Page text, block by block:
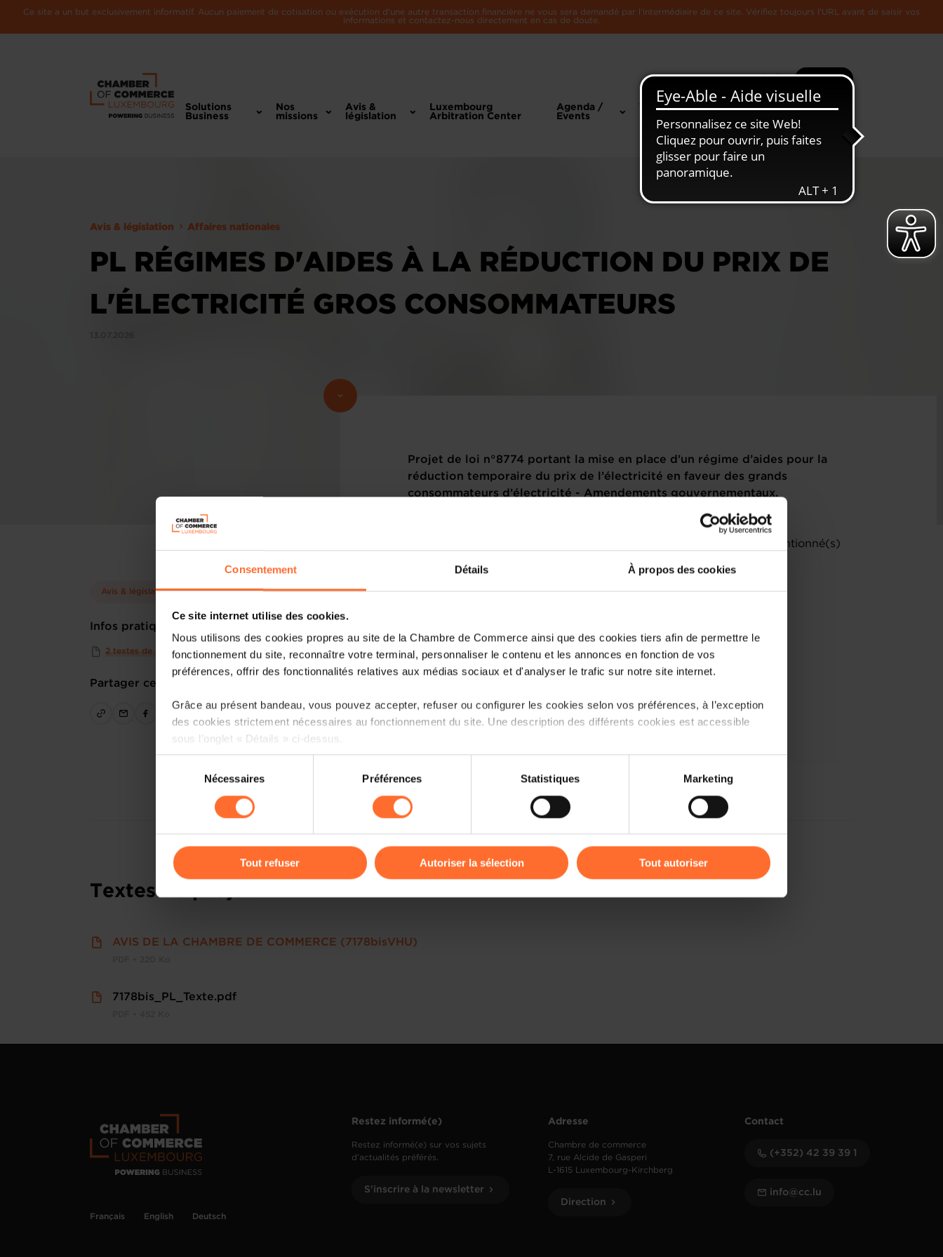
Consentement Détails À propos des cookies
Ce site internet utilise des cookies.
Nous utilisons des cookies propres au site de la Chambre de Commerce ainsi que des cookies tiers afin de permettre le
fonctionnement du site, reconnaître votre terminal, personnaliser le contenu et les annonces en fonction de vos
préférences, offrir des fonctionnalités relatives aux médias sociaux et d'analyser le trafic sur notre site internet.
Grâce au présent bandeau, vous pouvez accepter, refuser ou configurer les cookies selon vos préférences, à l’exception
des cookies strictement nécessaires au fonctionnement du site. Une description des différents cookies est accessible
sous l’onglet « Détails » ci-dessus.
Il est précisé que la navigation sur le site et certaines fonctionnalités (ex : lecture de vidéos, partage sur les réseaux
cas de refus de tous les cookies ou des cookies non nécessaires.
gauche de chaque page.
consentement
Nécessaires Préférences Statistiques Marketing
Tout refuser Autoriser la sélection Tout autoriser
Ce site a un but exclusivement informatif. Aucun paiement de cotisation ou exécution d'une autre transaction financière ne vous sera demandé par l'intermédiaire de ce site. Vérifiez toujours l'URL avant de saisir vos
informations et contactez-nous directement en cas de doute.
Recherche Plus
Solutions
Business
Nos
missions
Avis &
législation
Luxembourg
Arbitration Center
Agenda /
Events
Toute
L'Economie
Avis & législation Affaires nationales
PL RÉGIMES D'AIDES À LA RÉDUCTION DU PRIX DE
L'ÉLECTRICITÉ GROS CONSOMMATEURS
Avis & législation
Infos pratiques
2 textes de projet
Partager cet article
Projet de loi n°8774 portant la mise en place d’un régime d’aides pour la
réduction temporaire du prix de l’électricité en faveur des grands
consommateurs d’électricité - Amendements gouvernementaux.
Veuillez trouver ci-dessous le(s) texte(s) relatif(s) au(x) projet(s) mentionné(s)
Textes de projet
AVIS DE LA CHAMBRE DE COMMERCE (7178bisVHU)
7178bis_PL_Texte.pdf
Français English Deutsch
Restez informé(e)
Restez informé(e) sur vos sujets
d’actualités préférés.
S'inscrire à la newsletter
Adresse
Chambre de commerce
7, rue Alcide de Gasperi
L-1615 Luxembourg-Kirchberg
Direction
Contact
(+352) 42 39 39 1
info@cc.lu